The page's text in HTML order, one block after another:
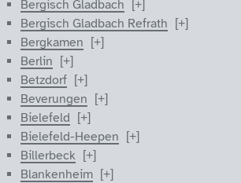
Bergisch Gladbach
Bergisch Gladbach Refrath
Bergkamen
Berlin
Betzdorf
Beverungen
Bielefeld
Bielefeld-Heepen
Billerbeck
Blankenheim